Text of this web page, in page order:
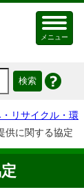
メニュー
・リサイクル・環
供に関する協定